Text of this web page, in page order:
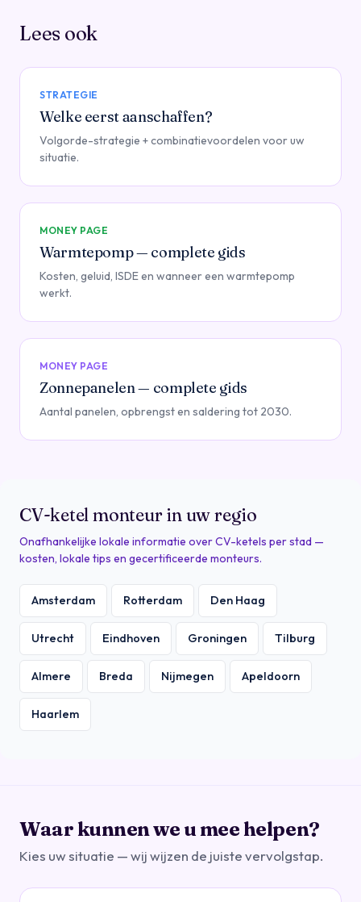
Lees ook
STRATEGIE
Welke eerst aanschaffen?
Volgorde-strategie + combinatievoordelen voor uw
situatie.
MONEY PAGE
Warmtepomp — complete gids
Kosten, geluid, ISDE en wanneer een warmtepomp
werkt.
MONEY PAGE
Zonnepanelen — complete gids
Aantal panelen, opbrengst en saldering tot 2030.
CV-ketel monteur in uw regio
Onafhankelijke lokale informatie over CV-ketels per stad —
kosten, lokale tips en gecertificeerde monteurs.
Amsterdam Rotterdam Den Haag
Utrecht Eindhoven Groningen Tilburg
Almere Breda Nijmegen Apeldoorn
Haarlem
Waar kunnen we u mee helpen?
Kies uw situatie — wij wijzen de juiste vervolgstap.